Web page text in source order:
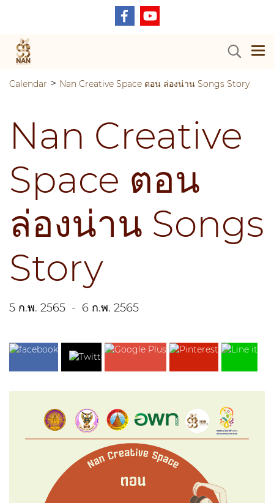
Calendar > Nan Creative Space ตอน ล่องน่าน Songs Story
Nan Creative
Space ตอน
ล่องน่าน Songs
Story
5 ก.พ. 2565 - 6 ก.พ. 2565